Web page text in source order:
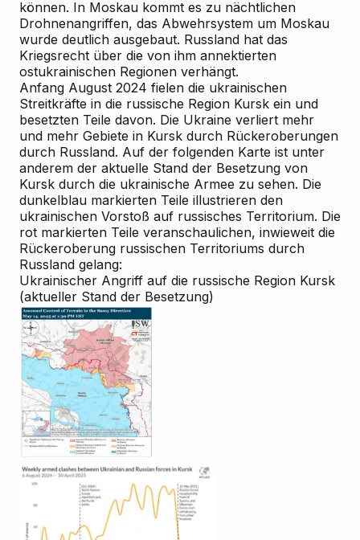
können. In Moskau kommt es zu nächtlichen
Drohnenangriffen, das Abwehrsystem um Moskau
wurde deutlich ausgebaut. Russland hat das
Kriegsrecht über die von ihm annektierten
ostukrainischen Regionen verhängt.
Anfang August 2024 fielen die ukrainischen
Streitkräfte in die russische Region Kursk ein und
besetzten Teile davon. Die Ukraine verliert mehr
und mehr Gebiete in Kursk durch Rückeroberungen
durch Russland. Auf der folgenden Karte ist unter
anderem der aktuelle Stand der Besetzung von
Kursk durch die ukrainische Armee zu sehen. Die
dunkelblau markierten Teile illustrieren den
ukrainischen Vorstoß auf russisches Territorium. Die
rot markierten Teile veranschaulichen, inwieweit die
Rückeroberung russischen Territoriums durch
Russland gelang:
Ukrainischer Angriff auf die russische Region Kursk
(aktueller Stand der Besetzung)